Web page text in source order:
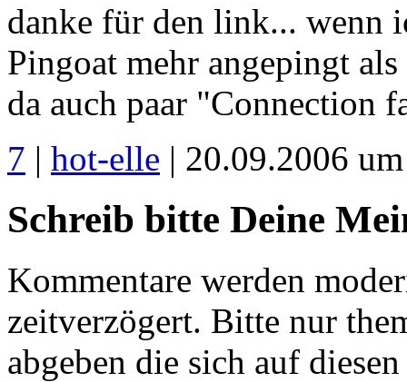
danke für den link... wenn
Pingoat mehr angepingt
da auch paar "Connection
7 | hot-elle | 20.09.2006
Schreib bitte Deine
Kommentare werden
zeitverzögert. Bitte nur
abgeben die sich auf